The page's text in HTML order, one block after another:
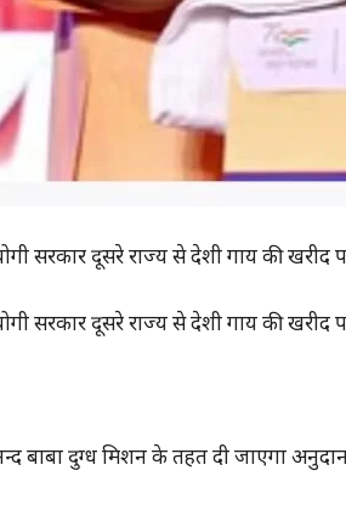
सरकार दूसरे राज्य से देशी गाय की खरीद
सरकार दूसरे राज्य से देशी गाय की खरीद
बाबा दुग्ध मिशन के तहत दी जाएगा